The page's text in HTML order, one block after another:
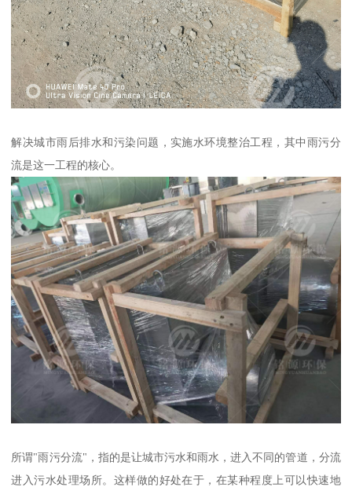
解决城市雨后排水和污染问题，实施水环境整治工程，其中雨污分
流是这一工程的核心。
所谓"雨污分流"，指的是让城市污水和雨水，进入不同的管道，分流
进入污水处理场所。这样做的好处在于，在某种程度上可以快速地